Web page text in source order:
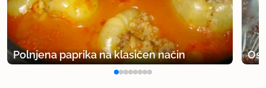
16.3.2012 ob 21:50
prav lepo je brat da ga imate tako radi, karamelni
namaz mislim
Polnjena paprika na klasičen način